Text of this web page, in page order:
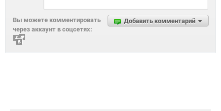
Добавить комментарий
Вы можете комментировать
через аккаунт в соцсетях: